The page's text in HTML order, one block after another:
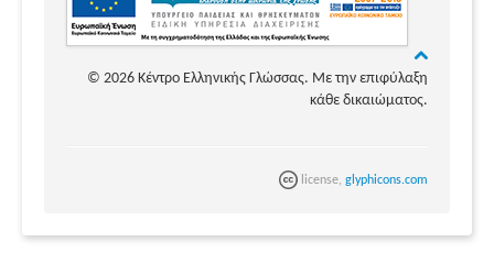
© 2026 Κέντρο Ελληνικής Γλώσσας. Με την επιφύλαξη
κάθε δικαιώματος.
license, glyphicons.com